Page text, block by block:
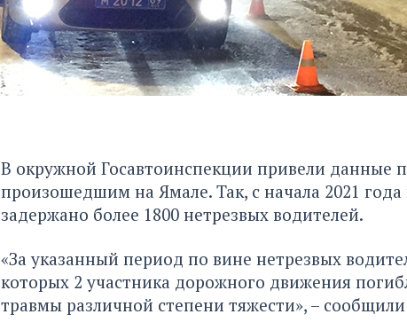
В окружной Госавтоинспекции привели данные
произошедшим на Ямале. Так, с начала 2021
задержано более 1800 нетрезвых водителей.
«За указанный период по вине нетрезвых
которых 2 участника дорожного движения
травмы различной степени тяжести», –